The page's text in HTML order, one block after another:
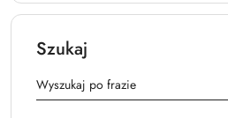
Szukaj